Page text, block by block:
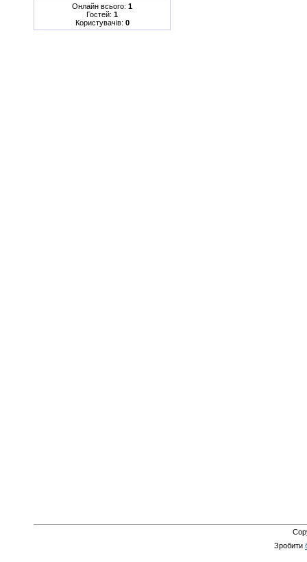
Онлайн всього: 1
Гостей: 1
Користувачів: 0
Зробити